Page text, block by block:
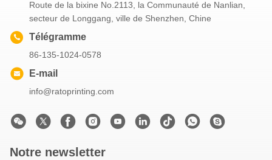
Route de la bixine No.2113, la Communauté de Nanlian,
secteur de Longgang, ville de Shenzhen, Chine
Télégramme
86-135-1024-0578
E-mail
info@ratoprinting.com
Notre newsletter